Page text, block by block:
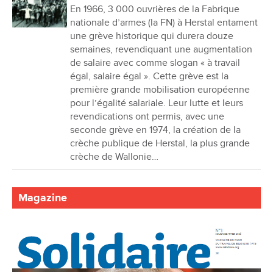
En 1966, 3 000 ouvrières de la Fabrique
nationale d’armes (la FN) à Herstal entament
une grève historique qui durera douze
semaines, revendiquant une augmentation
de salaire avec comme slogan « à travail
égal, salaire égal ». Cette grève est la
première grande mobilisation européenne
pour l’égalité salariale. Leur lutte et leurs
revendications ont permis, avec une
seconde grève en 1974, la création de la
crèche publique de Herstal, la plus grande
crèche de Wallonie…
Magazine